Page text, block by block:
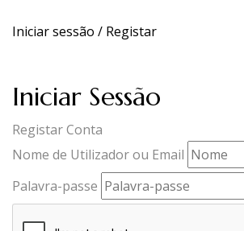
Iniciar sessão / Registar
Iniciar Sessão
Registar Conta
Nome de Utilizador ou Email
Palavra-passe